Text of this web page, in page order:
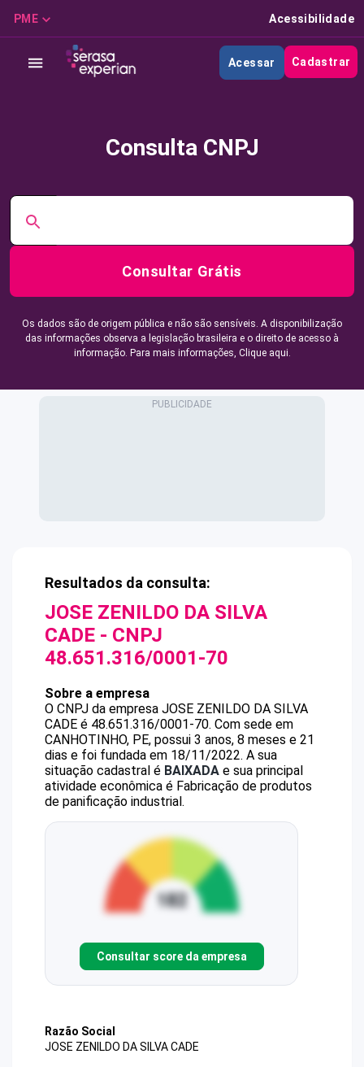
PME Acessibilidade
Acessar Cadastrar
Consulta CNPJ
Consultar Grátis
Os dados são de origem pública e não são sensíveis. A disponibilização
das informações observa a legislação brasileira e o direito de acesso à
informação. Para mais informações, Clique aqui.
Resultados da consulta:
JOSE ZENILDO DA SILVA
CADE - CNPJ
48.651.316/0001-70
Sobre a empresa
O CNPJ da empresa JOSE ZENILDO DA SILVA
CADE é 48.651.316/0001-70. Com sede em
CANHOTINHO, PE, possui 3 anos, 8 meses e 21
dias e foi fundada em 18/11/2022. A sua
situação cadastral é BAIXADA e sua principal
atividade econômica é Fabricação de produtos
de panificação industrial.
Consultar score da empresa
Razão Social
JOSE ZENILDO DA SILVA CADE